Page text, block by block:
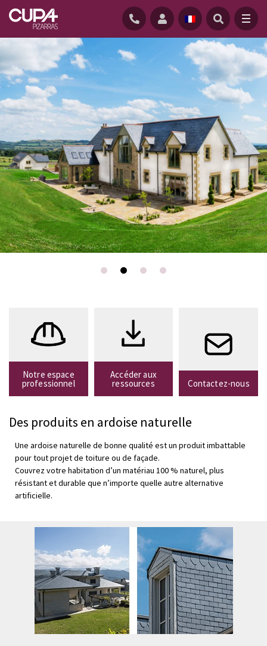
Un matériau naturel et
DURABILITÉ
Notre espace
professionnel
Accéder aux
ressources Contactez-nous
Des produits en ardoise naturelle
Une ardoise naturelle de bonne qualité est un produit imbattable
pour tout projet de toiture ou de façade.
Couvrez votre habitation d’un matériau 100 % naturel, plus
résistant et durable que n’importe quelle autre alternative
artificielle.